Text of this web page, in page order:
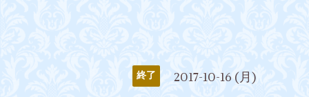
終了 2017-10-16 (月)